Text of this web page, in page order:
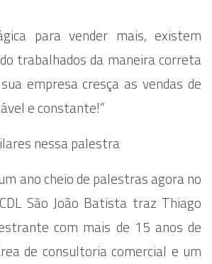
para vender mais, existem
trabalhados da maneira correta
empresa cresça as vendas de
e constante!”
nessa palestra
ano cheio de palestras agora no
São João Batista traz Thiago
com mais de 15 anos de
de consultoria comercial e um